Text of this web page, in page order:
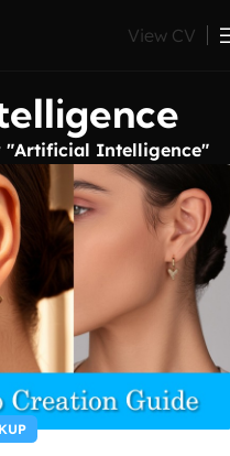
View CV
"Artificial Intelligence"